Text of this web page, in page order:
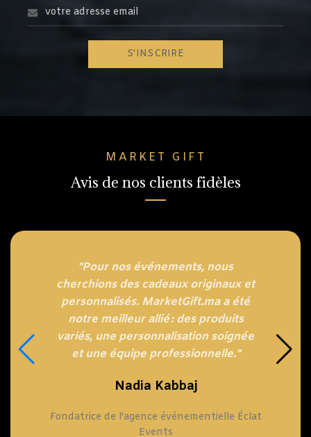
MARKET GIFT
Avis de nos clients fidèles
"Pour nos événements, nous
cherchions des cadeaux originaux et
personnalisés. MarketGift.ma a été
notre meilleur allié : des produits
variés, une personnalisation soignée
et une équipe professionnelle."
Nadia Kabbaj
Fondatrice de l'agence événementielle Éclat
Events